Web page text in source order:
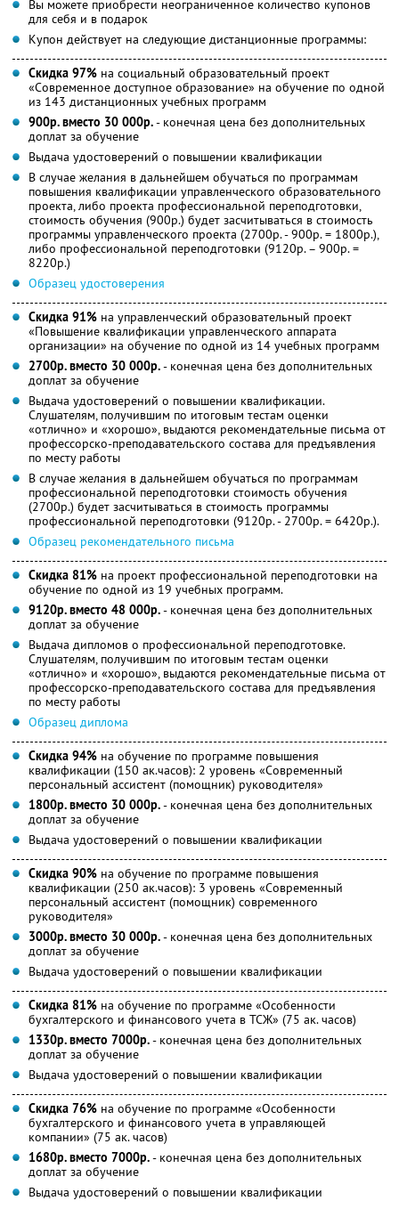
Вы можете приобрести неограниченное количество купонов
для себя и в подарок
Купон действует на следующие дистанционные программы:
Скидка 97% на социальный образовательный проект
«Современное доступное образование» на обучение по одной
из 143 дистанционных учебных программ
900р. вместо 30 000р.- конечная цена без дополнительных
доплат за обучение
Выдача удостоверений о повышении квалификации
В случае желания в дальнейшем обучаться по программам
повышения квалификации управленческого образовательного
проекта, либо проекта профессиональной переподготовки,
стоимость обучения (900р.) будет засчитываться в стоимость
программы управленческого проекта (2700р. - 900р. = 1800р.),
либо профессиональной переподготовки (9120р. – 900р. =
8220р.)
Образец удостоверения
Скидка 91% на управленческий образовательный проект
«Повышение квалификации управленческого аппарата
организации» на обучение по одной из 14 учебных программ
2700р. вместо 30 000р.- конечная цена без дополнительных
доплат за обучение
Выдача удостоверений о повышении квалификации.
Слушателям, получившим по итоговым тестам оценки
«отлично» и «хорошо», выдаются рекомендательные письма от
профессорско-преподавательского состава для предъявления
по месту работы
В случае желания в дальнейшем обучаться по программам
профессиональной переподготовки стоимость обучения
(2700р.) будет засчитываться в стоимость программы
профессиональной переподготовки (9120р. - 2700р. = 6420р.).
Образец рекомендательного письма
Скидка 81% на проект профессиональной переподготовки на
обучение по одной из 19 учебных программ.
9120р. вместо 48 000р.- конечная цена без дополнительных
доплат за обучение
Выдача дипломов о профессиональной переподготовке.
Слушателям, получившим по итоговым тестам оценки
«отлично» и «хорошо», выдаются рекомендательные письма от
профессорско-преподавательского состава для предъявления
по месту работы
Образец диплома
Скидка 94% на обучение по программе повышения
квалификации (150 ак.часов): 2 уровень «Современный
персональный ассистент (помощник) руководителя»
1800р. вместо 30 000р.- конечная цена без дополнительных
доплат за обучение
Выдача удостоверений о повышении квалификации
Скидка 90% на обучение по программе повышения
квалификации (250 ак.часов): 3 уровень «Современный
персональный ассистент (помощник) современного
руководителя»
3000р. вместо 30 000р.- конечная цена без дополнительных
доплат за обучение
Выдача удостоверений о повышении квалификации
Скидка 81% на обучение по программе «Особенности
бухгалтерского и финансового учета в ТСЖ» (75 ак. часов)
1330р. вместо 7000р.- конечная цена без дополнительных
доплат за обучение
Выдача удостоверений о повышении квалификации
Скидка 76% на обучение по программе «Особенности
бухгалтерского и финансового учета в управляющей
компании» (75 ак. часов)
1680р. вместо 7000р.- конечная цена без дополнительных
доплат за обучение
Выдача удостоверений о повышении квалификации